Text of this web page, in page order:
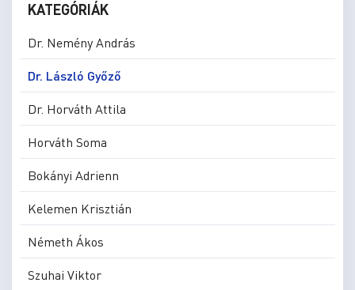
KATEGÓRIÁK
Dr. Nemény András
Dr. László Győző
Dr. Horváth Attila
Horváth Soma
Bokányi Adrienn
Kelemen Krisztián
Németh Ákos
Szuhai Viktor